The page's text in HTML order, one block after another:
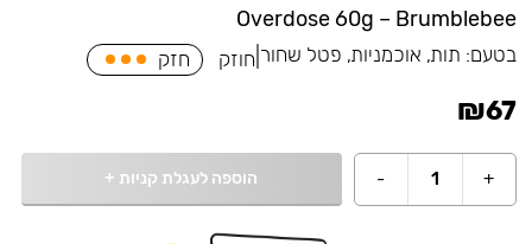
Overdose 60g – Brumblebee
בטעם: תות, אוכמניות, פטל שחור חוזק חזק
₪67
+
1
- הוספה לעגלת קניות +